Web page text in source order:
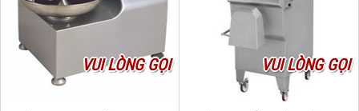
VUI LÒNG GỌI VUI LÒNG GỌI